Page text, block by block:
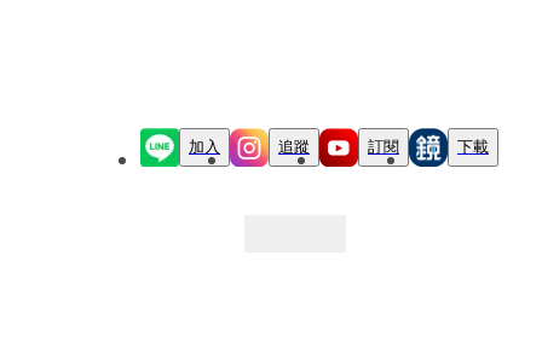
加入 追蹤 訂閱 下載